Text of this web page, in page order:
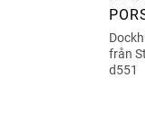
från
d551